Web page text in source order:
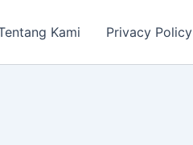
Kami Privacy Policy